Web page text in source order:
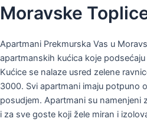
Moravske
Apartmani Prekmurska Vas u
apartmanskih kućica koje
Kućice se nalaze usred zelene
3000. Svi apartmani imaju potpuno
posudjem. Apartmani su namenjeni
i za sve goste koji žele miran i